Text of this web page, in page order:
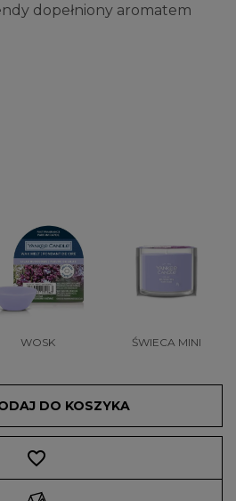
dopełniony aromatem
WOSK ŚWIECA MINI
DO KOSZYKA
favorite_border